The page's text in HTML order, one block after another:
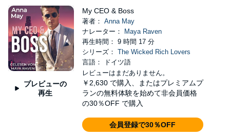
プレビューの
再生
My CEO & Boss
著者： Anna May
ナレーター：
Maya Raven
再生時間： 9 時間 17 分
シリーズ： The Wicked Rich Lovers
言語： ドイツ語
レビューはまだありません。
￥2,630 で購入、またはプレミアムプ
ランの無料体験を始めて非会員価格
の30％OFF で購入
会員登録で30％OFF